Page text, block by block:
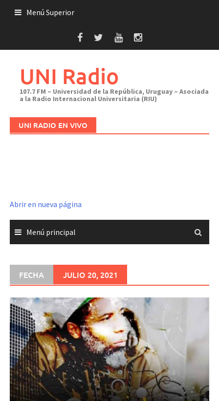
Menú Superior
UNI Radio
107.7 FM – Universidad de la República, Uruguay – Asociada
a la Radio Internacional Universitaria (RIU)
UNI RADIO EN VIVO
Abrir en nueva página
Menú principal
FECHA JULIO 20, 2021